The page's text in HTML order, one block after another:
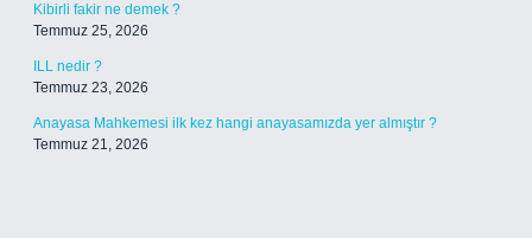
Kibirli fakir ne demek ?
Temmuz 25, 2026
ILL nedir ?
Temmuz 23, 2026
Anayasa Mahkemesi ilk kez hangi anayasamızda yer almıştır ?
Temmuz 21, 2026